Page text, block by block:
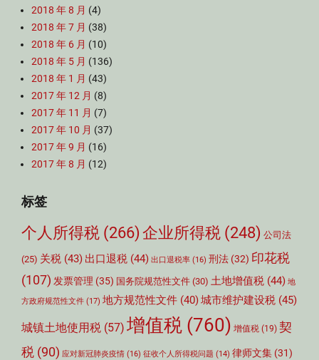
2018 年 8 月 (4)
2018 年 7 月 (38)
2018 年 6 月 (10)
2018 年 5 月 (136)
2018 年 1 月 (43)
2017 年 12 月 (8)
2017 年 11 月 (7)
2017 年 10 月 (37)
2017 年 9 月 (16)
2017 年 8 月 (12)
标签
个人所得税 (266) 企业所得税 (248) 公司法
(25) 关税 (43) 出口退税 (44) 出口退税率 (16) 刑法 (32) 印花税
(107) 发票管理 (35) 国务院规范性文件 (30) 土地增值税 (44) 地
方政府规范性文件 (17) 地方规范性文件 (40)城市维护建设税 (45)
城镇土地使用税 (57) 增值税 (760) 增值税 (19) 契
税 (90) 应对新冠肺炎疫情 (16) 征收个人所得税问题 (14) 律师文集 (31)